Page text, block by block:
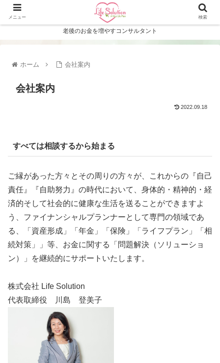
老後のお金を増やすコンサルタント
ホーム 会社案内
会社案内
2022.09.18
すべては相談するから始まる
ご縁があった方々とその周りの方々が、これからの『自己
責任』『自助努力』の時代において、身体的・精神的・経
済的そして社会的に健康な生活を送ることができますよ
う、ファイナンシャルプランナーとして専門の領域であ
る、「資産形成」「年金」「保険」「ライフプラン」「相
続対策」」等、お金に関する「問題解決（ソリューショ
ン）」を継続的にサポートいたします。
株式会社 Life Solution
代表取締役 川島 登美子
メニュー 検索